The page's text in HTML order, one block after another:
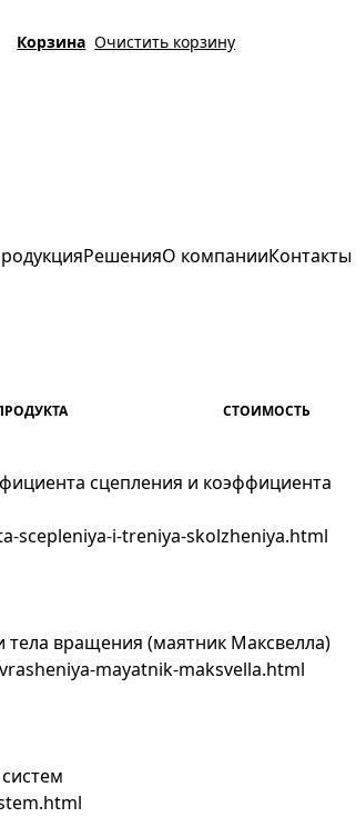
Корзина Очистить корзину
РешенияО компанииКонтакты
СТОИМОСТЬ
сцепления и коэффициента
scepleniya-i-treniya-skolzheniya.html
вращения (маятник Максвелла)
mayatnik-maksvella.html